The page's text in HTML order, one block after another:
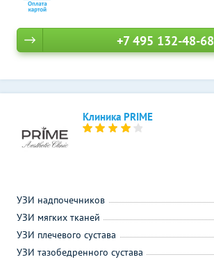
+7 495 132-48-68
Клиника PRIME
УЗИ надпочечников
УЗИ мягких тканей
УЗИ плечевого сустава
УЗИ тазобедренного сустава